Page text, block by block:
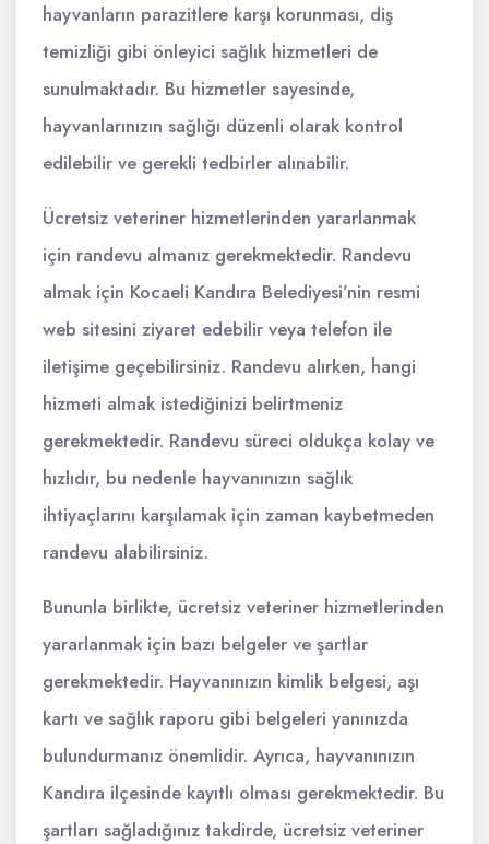
hayvanların parazitlere karşı korunması, diş
temizliği gibi önleyici sağlık hizmetleri de
sunulmaktadır. Bu hizmetler sayesinde,
hayvanlarınızın sağlığı düzenli olarak kontrol
edilebilir ve gerekli tedbirler alınabilir.
Ücretsiz veteriner hizmetlerinden yararlanmak
için randevu almanız gerekmektedir. Randevu
almak için Kocaeli Kandıra Belediyesi’nin resmi
web sitesini ziyaret edebilir veya telefon ile
iletişime geçebilirsiniz. Randevu alırken, hangi
hizmeti almak istediğinizi belirtmeniz
gerekmektedir. Randevu süreci oldukça kolay ve
hızlıdır, bu nedenle hayvanınızın sağlık
ihtiyaçlarını karşılamak için zaman kaybetmeden
randevu alabilirsiniz.
Bununla birlikte, ücretsiz veteriner hizmetlerinden
yararlanmak için bazı belgeler ve şartlar
gerekmektedir. Hayvanınızın kimlik belgesi, aşı
kartı ve sağlık raporu gibi belgeleri yanınızda
bulundurmanız önemlidir. Ayrıca, hayvanınızın
Kandıra ilçesinde kayıtlı olması gerekmektedir. Bu
şartları sağladığınız takdirde, ücretsiz veteriner